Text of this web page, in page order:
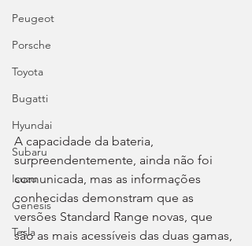
Peugeot
Porsche
Toyota
Bugatti
Hyundai
Subaru
Isuzu
Genesis
Tesla
A capacidade da bateria,
surpreendentemente, ainda não foi
comunicada, mas as informações
conhecidas demonstram que as
versões Standard Range novas, que
são as mais acessíveis das duas gamas,